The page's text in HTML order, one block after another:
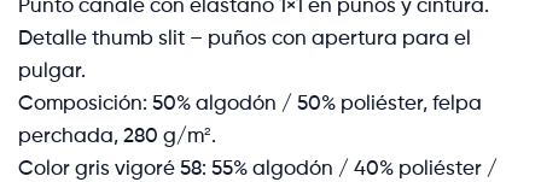
Punto canalé con elastano 1×1 en puños y cintura.
Detalle thumb slit – puños con apertura para el
pulgar.
Composición: 50% algodón / 50% poliéster, felpa
perchada, 280 g/m².
Color gris vigoré 58: 55% algodón / 40% poliéster /